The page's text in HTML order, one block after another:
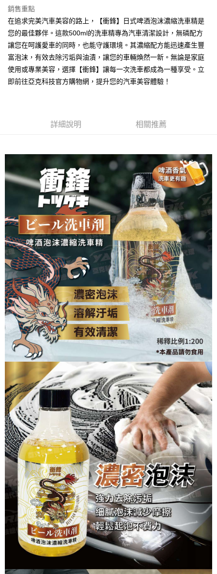
聯邦商業銀行
元大商業銀行
永豐商業銀行
台新國際商業銀行
中國信託商業銀行
台灣樂天信用卡公司
匯豐（台灣）商業銀行
聯邦商業銀行
遠東國際商業銀行
元大商業銀行
永豐商業銀行
玉山商業銀行
星展（台灣）商業銀行
台灣樂天信用卡公司
國泰世華商業銀行
臺灣中小企業銀行
匯豐（台灣）商業銀行
華泰商業銀行
聯邦商業銀行
遠東國際商業銀行
元大商業銀行
永豐商業銀行
玉山商業銀行
星展（台灣）商業銀行
台新國際商業銀行
中國信託商業銀行
上海商業儲蓄銀行
兆豐國際商業銀行
臺灣中小企業銀行
台中商業銀行
匯豐（台灣）商業銀行
華泰商業銀行
聯邦商業銀行
遠東國際商業銀行
元大商業銀行
永豐商業銀行
玉山商業銀行
星展（台灣）商業銀行
台新國際商業銀行
中國信託商業銀行
台灣樂天信用卡公司
LINE Pay
Apple Pay
街口支付
悠遊付
Google Pay
便利好安心！
１．簡單：不需註冊會員、不需綁卡、不需儲值。
２．便利：只要手機號碼，簡訊認證，即可結帳。
３．安心：先確認商品／服務後，再付款。
【「AFTEE先享後付」結帳流程】
１．於結帳方式選擇「AFTEE先享後付」後，將跳轉至「AFTEE先享後付」
結帳頁面，進行簡訊認證並確認金額後，即可完成結帳。
２．訂單成立數日內，您將收到繳費通知簡訊。
３．收到繳費通知簡訊後14天內，點擊此簡訊中的連結，可透過四大超商／
ATM／網路銀行／等多元方式進行付款，方視為交易完成。
※ 請注意：結帳手續完成當下不需立刻繳費，但若您需要取消訂單，請聯絡
購買商品的店家。未經商家同意取消之訂單仍視為有效，需透過AFTEE先享
後付繳納相關費用。
※ 交易是否成功請以「AFTEE先享後付 」之結帳頁面顯示為準，若有關於
是否繳費成功／繳費後需取消欲退款等相關疑問，請聯繫「AFTEE先享後付
客戶支援中心」https://netprotections.freshdesk.com/support/home
【注意事項】
１．透過由恩沛科技股份有限公司提供之「AFTEE先享後付」服務完成之交
易，需依本服務之必要範圍內提供個人資料，並將交易相關給付款項請求債
權轉讓予恩沛科技股份有限公司。
２．關於個人資料處理事宜，請瀏覽以下網址：
https://aftee.tw/terms/#terms3
３．未成年的使用者請事先徵得法定代理人或監護人之同意方可使用
「AFTEE先享後付」，若未經同意申辦者引起之損失，本公司不負相關責
任。
４．使用「AFTEE先享後付」時，將依據個別帳號之用戶狀況，依本公司即
時審查核予不同之上限額度；若仍有額度不足之情形，本公司將視審查結果
請求用戶進行身份認證。
５．嚴禁一人註冊多個帳號或使用他人資訊註冊。若發現惡意使用之情形，
恩沛科技股份有限公司將有權停止該用戶之使用額度並採取法律行動。
全家取貨付款 (運費60$)
每筆NT$70，滿NT$490(含以上)免運費
付款後全家取貨 (運費70$)
每筆NT$70，滿NT$490(含以上)免運費
萊爾富取貨付款 (運費70$)
每筆NT$70，滿NT$490(含以上)免運費
付款後萊爾富取貨 (運費70$)
每筆NT$70，滿NT$490(含以上)免運費
7-11取貨付款 (運費70$)
每筆NT$70，滿NT$490(含以上)免運費
付款後7-11取貨 (運費70$)
每筆NT$70，滿NT$490(含以上)免運費
宅配寄送，滿490免運費(運費$70)
每筆NT$70，滿NT$490(含以上)免運費
銷售重點
在追求完美汽車美容的路上，【衝鋒】日式啤酒泡沫濃縮洗車精是
您的最佳夥伴。這款500ml的洗車精專為汽車清潔設計，無磷配方
讓您在呵護愛車的同時，也能守護環境。其濃縮配方能迅速產生豐
富泡沫，有效去除污垢與油漬，讓您的車輛煥然一新。無論是家庭
使用或專業美容，選擇【衝鋒】讓每一次洗車都成為一種享受。立
即前往亞克科技官方購物網，提升您的汽車美容體驗！
詳細說明 相關推薦